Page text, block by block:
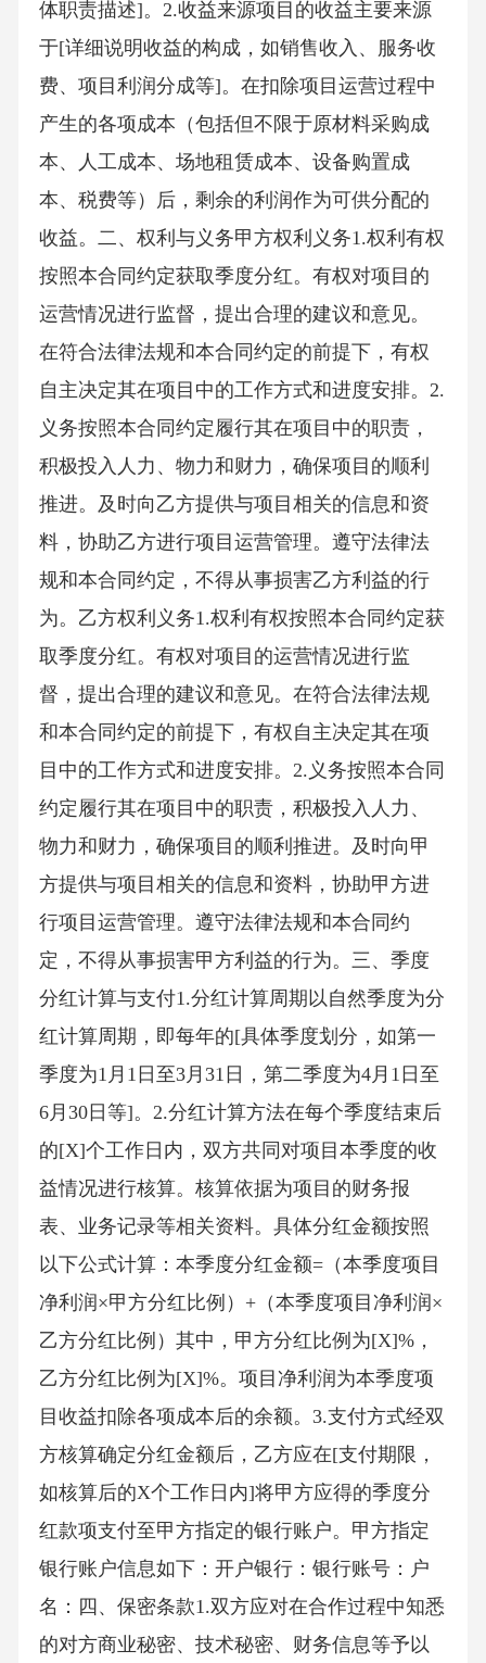
体职责描述]。2.收益来源项目的收益主要来源
于[详细说明收益的构成，如销售收入、服务收
费、项目利润分成等]。在扣除项目运营过程中
产生的各项成本（包括但不限于原材料采购成
本、人工成本、场地租赁成本、设备购置成
本、税费等）后，剩余的利润作为可供分配的
收益。二、权利与义务甲方权利义务1.权利有权
按照本合同约定获取季度分红。有权对项目的
运营情况进行监督，提出合理的建议和意见。
在符合法律法规和本合同约定的前提下，有权
自主决定其在项目中的工作方式和进度安排。2.
义务按照本合同约定履行其在项目中的职责，
积极投入人力、物力和财力，确保项目的顺利
推进。及时向乙方提供与项目相关的信息和资
料，协助乙方进行项目运营管理。遵守法律法
规和本合同约定，不得从事损害乙方利益的行
为。乙方权利义务1.权利有权按照本合同约定获
取季度分红。有权对项目的运营情况进行监
督，提出合理的建议和意见。在符合法律法规
和本合同约定的前提下，有权自主决定其在项
目中的工作方式和进度安排。2.义务按照本合同
约定履行其在项目中的职责，积极投入人力、
物力和财力，确保项目的顺利推进。及时向甲
方提供与项目相关的信息和资料，协助甲方进
行项目运营管理。遵守法律法规和本合同约
定，不得从事损害甲方利益的行为。三、季度
分红计算与支付1.分红计算周期以自然季度为分
红计算周期，即每年的[具体季度划分，如第一
季度为1月1日至3月31日，第二季度为4月1日至
6月30日等]。2.分红计算方法在每个季度结束后
的[X]个工作日内，双方共同对项目本季度的收
益情况进行核算。核算依据为项目的财务报
表、业务记录等相关资料。具体分红金额按照
以下公式计算：本季度分红金额=（本季度项目
净利润×甲方分红比例）+（本季度项目净利润×
乙方分红比例）其中，甲方分红比例为[X]%，
乙方分红比例为[X]%。项目净利润为本季度项
目收益扣除各项成本后的余额。3.支付方式经双
方核算确定分红金额后，乙方应在[支付期限，
如核算后的X个工作日内]将甲方应得的季度分
红款项支付至甲方指定的银行账户。甲方指定
银行账户信息如下：开户银行：银行账号：户
名：四、保密条款1.双方应对在合作过程中知悉
的对方商业秘密、技术秘密、财务信息等予以